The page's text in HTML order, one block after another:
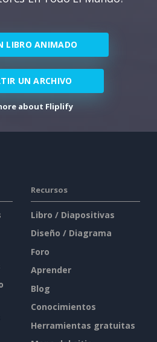
LIBRO ANIMADO
UN ARCHIVO
about Fliplify
Recursos
Libro / Diapositivas
Diseño / Diagrama
Foro
Aprender
Blog
Conocimientos
Herramientas gratuitas